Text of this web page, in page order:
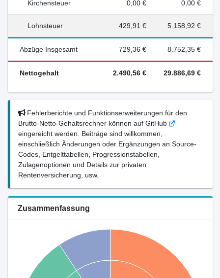
Kirchensteuer 0,00 € 0,00 €
Lohnsteuer 429,91 € 5.158,92 €
Abzüge Insgesamt 729,36 € 8.752,35 €
Nettogehalt 2.490,56 € 29.886,69 €
Fehlerberichte und Funktionserweiterungen für den
Brutto-Netto-Gehaltsrechner können auf GitHub
eingereicht werden. Beiträge sind willkommen,
einschließlich Änderungen oder Ergänzungen an Source-
Codes, Entgelttabellen, Progressionstabellen,
Zulagenoptionen und Details zur privaten
Rentenversicherung, usw.
Zusammenfassung